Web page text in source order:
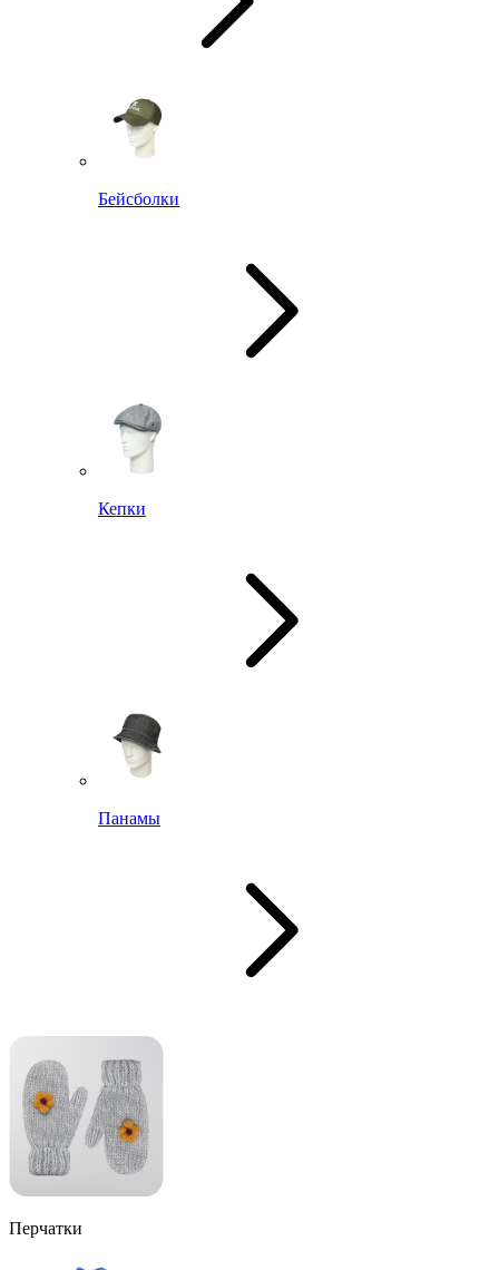
Бейсболки
Кепки
Панамы
Перчатки